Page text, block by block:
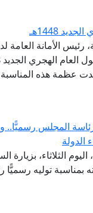
1448هـ
الأمانة العامة
عظمة هذه
المجلس رسميًّا..
الدولة
الثلاثاء، بزيارة
بمناسبة توليه